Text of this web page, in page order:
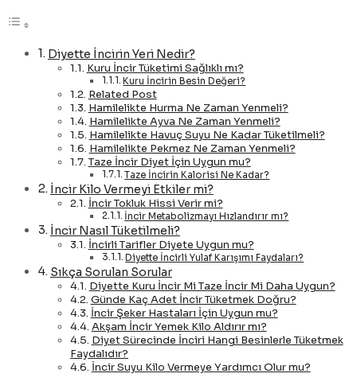
Diyette İncirin Yeri Nedir?
Kuru İncir Tüketimi Sağlıklı mı?
Kuru İncirin Besin Değeri?
Related Post
Hamilelikte Hurma Ne Zaman Yenmeli?
Hamilelikte Ayva Ne Zaman Yenmeli?
Hamilelikte Havuç Suyu Ne Kadar Tüketilmeli?
Hamilelikte Pekmez Ne Zaman Yenmeli?
Taze İncir Diyet İçin Uygun mu?
Taze İncirin Kalorisi Ne Kadar?
İncir Kilo Vermeyi Etkiler mi?
İncir Tokluk Hissi Verir mi?
İncir Metabolizmayı Hızlandırır mı?
İncir Nasıl Tüketilmeli?
İncirli Tarifler Diyete Uygun mu?
Diyette İncirli Yulaf Karışımı Faydaları?
Sıkça Sorulan Sorular
Diyette Kuru İncir Mi Taze İncir Mi Daha Uygun?
Günde Kaç Adet İncir Tüketmek Doğru?
İncir Şeker Hastaları İçin Uygun mu?
Akşam İncir Yemek Kilo Aldırır mı?
Diyet Sürecinde İnciri Hangi Besinlerle Tüketmek
Faydalıdır?
İncir Suyu Kilo Vermeye Yardımcı Olur mu?